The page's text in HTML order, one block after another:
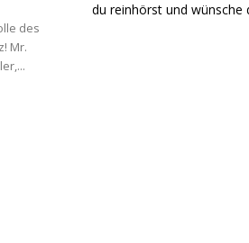
des
Mr.
du reinhörst und wünsche